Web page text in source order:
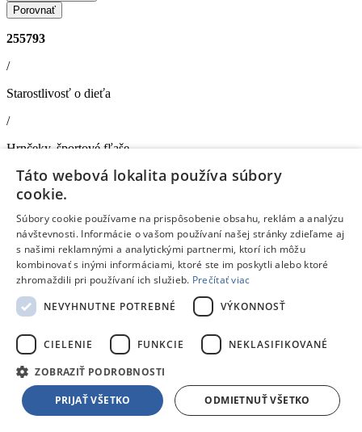
Porovnať
255793
/
Starostlivosť o dieťa
/
Hrnčeky, športové fľaše
Haba Haba Trblietavý pohárik na vodu pre deti Princezná a koník
Doprava zdarma
Dostupný
V predajni13.08., u teba14.08.
8,99 € s DPH
Pridať do košíka
Porovnať
256441
Ostatné
Kaloo Kaloo Grignoti Sada pre prvé príkrmy - Podbradník a cumlík
na papanie kašičiek
Táto webová lokalita používa súbory
cookie.
Súbory cookie používame na prispôsobenie obsahu, reklám a analýzu
návštevnosti. Informácie o vašom používaní našej stránky zdieľame aj
s našimi reklamnými a analytickými partnermi, ktorí ich môžu
kombinovať s inými informáciami, ktoré ste im poskytli alebo ktoré
zhromaždili pri používaní ich služieb. Prečítať viac
NEVYHNUTNE POTREBNÉ
VÝKONNOSŤ
CIELENIE FUNKCIE NEKLASIFIKOVANÉ
ZOBRAZIŤ PODROBNOSTI
PRIJAŤ VŠETKO ODMIETNUŤ VŠETKO